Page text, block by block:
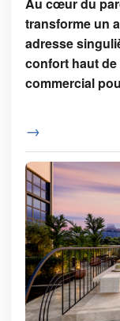
transforme un
adresse
confort haut
commercial
→